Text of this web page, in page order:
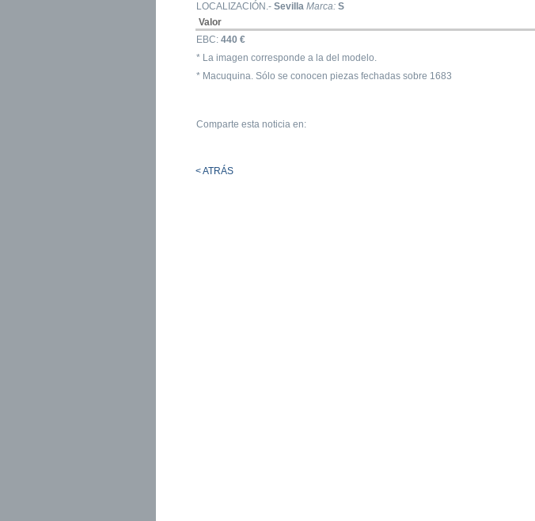
LOCALIZACIÓN.- Sevilla Marca: S
Valor
EBC: 440 €
* La imagen corresponde a la del modelo.
* Macuquina. Sólo se conocen piezas fechadas sobre 1683
Comparte esta noticia en:
< ATRÁS